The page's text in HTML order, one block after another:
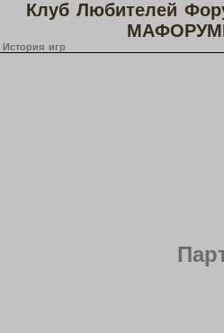
Клуб Любителей
История игр